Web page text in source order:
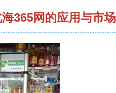
365网的应用与市